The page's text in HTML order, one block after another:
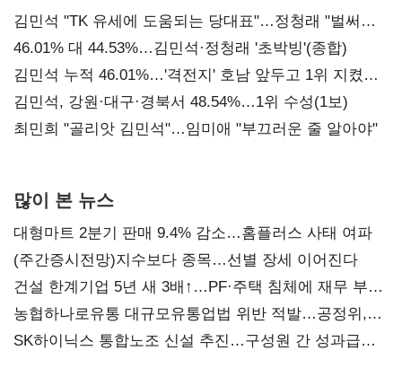
김민석 "TK 유세에 도움되는 당대표"…정청래 "벌써
대표된 양 당직 배분"
46.01% 대 44.53%…김민석·정청래 '초박빙'(종합)
김민석 누적 46.01%…'격전지' 호남 앞두고 1위 지켰다
(2보)
김민석, 강원·대구·경북서 48.54%…1위 수성(1보)
최민희 "골리앗 김민석"…임미애 "부끄러운 줄 알아야"
많이 본 뉴스
대형마트 2분기 판매 9.4% 감소…홈플러스 사태 여파
(주간증시전망)지수보다 종목…선별 장세 이어진다
건설 한계기업 5년 새 3배↑…PF·주택 침체에 재무 부담
확대
농협하나로유통 대규모유통업법 위반 적발…공정위,
과징금 4억6200만원 부과
SK하이닉스 통합노조 신설 추진…구성원 간 성과급